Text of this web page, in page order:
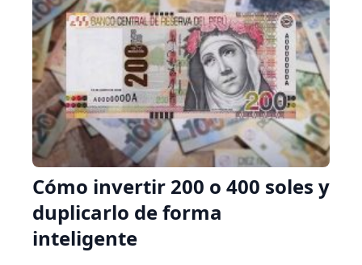
Cómo invertir 200 o 400 soles y
duplicarlo de forma
inteligente